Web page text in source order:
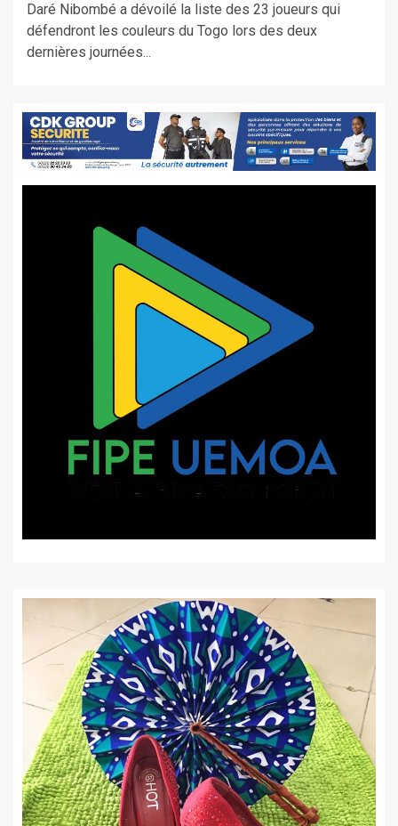
Daré Nibombé a dévoilé la liste des 23 joueurs qui
défendront les couleurs du Togo lors des deux
dernières journées...